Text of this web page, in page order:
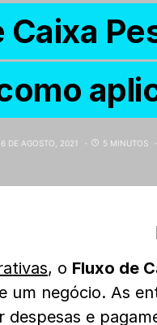
Caixa
6 DE AGOSTO, 2021 5 MINUTOS
, o Fluxo de
um negócio. As
despesas e